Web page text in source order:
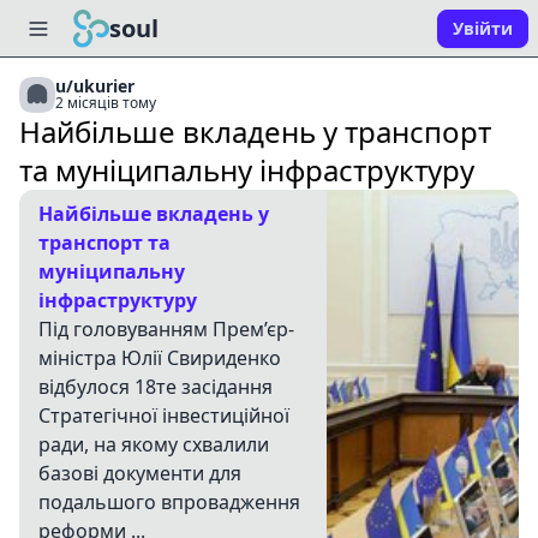
soul Увійти
u/ukurier
2 місяців тому
Найбільше вкладень у транспорт
та муніципальну інфраструктуру
Найбільше вкладень у
транспорт та
муніципальну
інфраструктуру
Під головуванням Прем’єр­
міністра Юлії Свириденко
відбулося 18­те засідання
Стратегічної інвестиційної
ради, на якому схвалили
базові документи для
подальшого впровадження
реформи ...